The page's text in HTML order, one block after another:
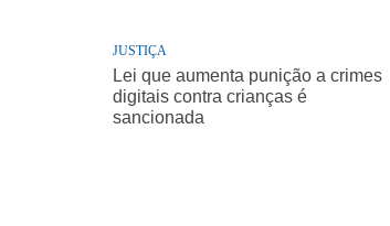
JUSTIÇA
Lei que aumenta punição a crimes
digitais contra crianças é
sancionada